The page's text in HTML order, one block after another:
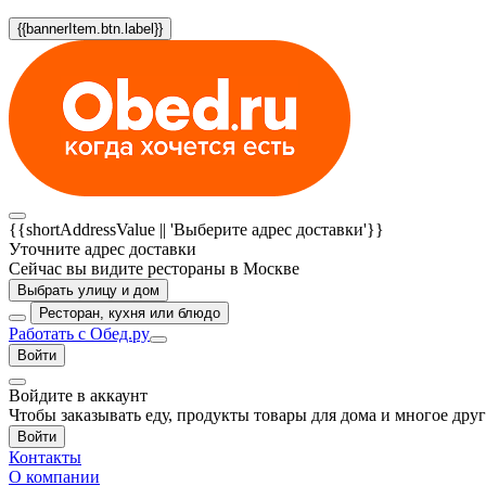
{{bannerItem.btn.label}}
{{shortAddressValue || 'Выберите адрес доставки'}}
Уточните адрес доставки
Сейчас вы видите рестораны в Москве
Выбрать улицу и дом
Ресторан, кухня или блюдо
Работать с Обед.ру
Войти
Войдите в аккаунт
Чтобы заказывать еду, продукты товары для дома и многое
Войти
Контакты
О компании